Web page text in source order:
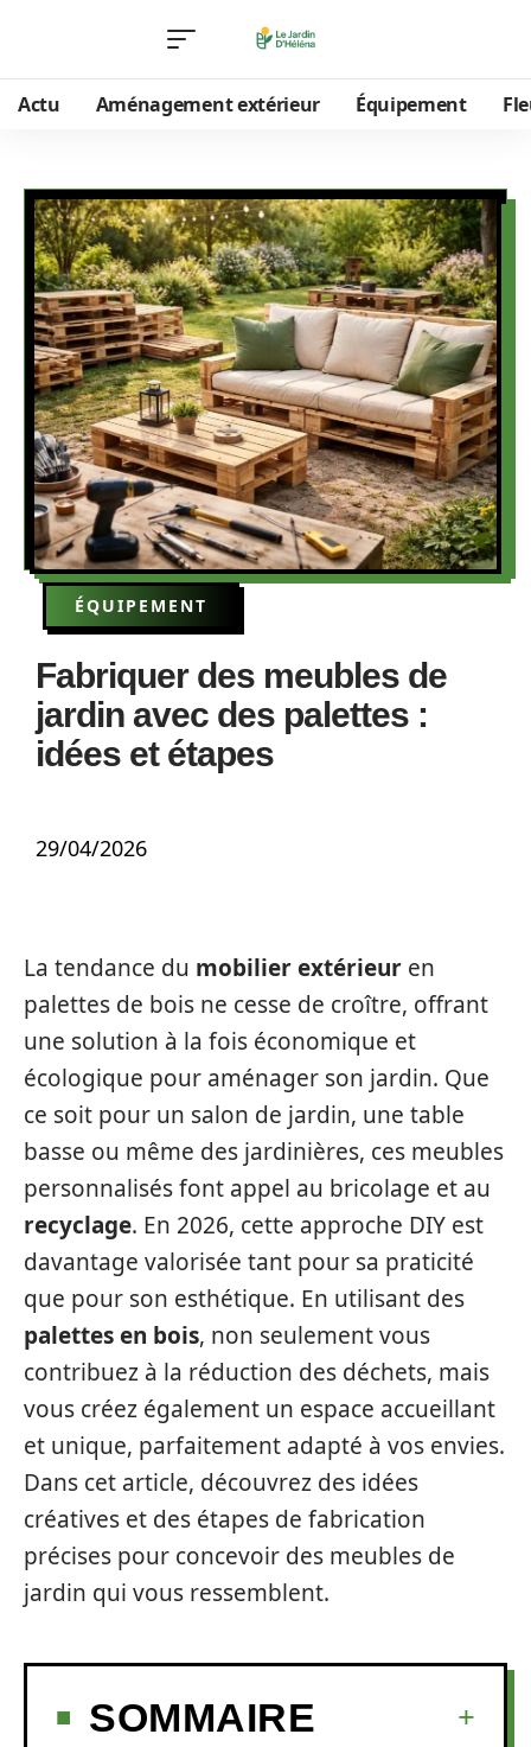
Actu Aménagement extérieur Équipement
ÉQUIPEMENT
Fabriquer des meubles de
jardin avec des palettes :
idées et étapes
29/04/2026
La tendance du mobilier extérieur en
palettes de bois ne cesse de croître, offrant
une solution à la fois économique et
écologique pour aménager son jardin. Que
ce soit pour un salon de jardin, une table
basse ou même des jardinières, ces meubles
personnalisés font appel au bricolage et au
recyclage. En 2026, cette approche DIY est
davantage valorisée tant pour sa praticité
que pour son esthétique. En utilisant des
palettes en bois, non seulement vous
contribuez à la réduction des déchets, mais
vous créez également un espace accueillant
et unique, parfaitement adapté à vos envies.
Dans cet article, découvrez des idées
créatives et des étapes de fabrication
précises pour concevoir des meubles de
jardin qui vous ressemblent.
SOMMAIRE